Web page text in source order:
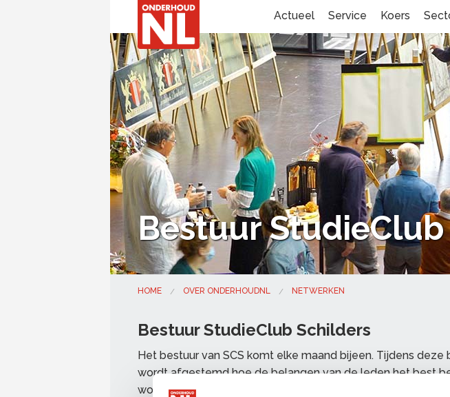
Actueel Service Koers
Bestuur StudieClub
HOME OVER ONDERHOUDNL NETWERKEN
Bestuur StudieClub Schilders
Het bestuur van SCS komt elke maand bijeen. Tijdens deze
wordt afgestemd hoe de belangen van de leden het best
worden en worden de activiteiten van de studieclubs